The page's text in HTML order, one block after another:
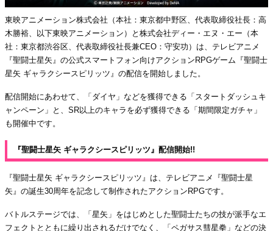
東映アニメーション株式会社（本社：東京都中野区、代表取締役社長：高
木勝裕、以下東映アニメーション）と株式会社ディー・エヌ・エー（本
社：東京都渋谷区、代表取締役社長兼CEO：守安功）は、テレビアニメ
『聖闘士星矢』の公式スマートフォン向けアクションRPGゲーム『聖闘士
星矢 ギャラクシースピリッツ』の配信を開始しました。
配信開始にあわせて、「ダイヤ」などを獲得できる「スタートダッシュキ
ャンペーン」と、SR以上のキャラを必ず獲得できる「期間限定ガチャ」
も開催中です。
『聖闘士星矢 ギャラクシースピリッツ』配信開始!!
『聖闘士星矢 ギャラクシースピリッツ』は、テレビアニメ『聖闘士星
矢』の誕生30周年を記念して制作されたアクションRPGです。
バトルステージでは、「星矢」をはじめとした聖闘士たちの技が派手なエ
フェクトとともに繰り出されるだけでなく、「ペガサス彗星拳」などの決